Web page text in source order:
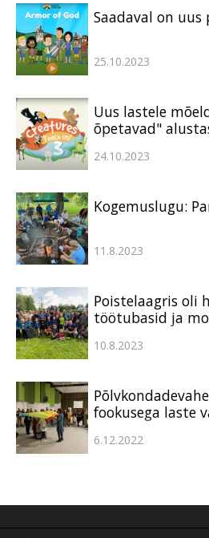
Saadaval on
25.10.2023
Uus lastele
õpetavad"
24.10.2023
Kogemuslugu:
11.8.2023
Poistelaagris oli
töötubasid ja
10.8.2023
fookusega laste
6.12.2022